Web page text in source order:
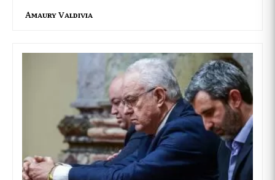
Amaury Valdivia